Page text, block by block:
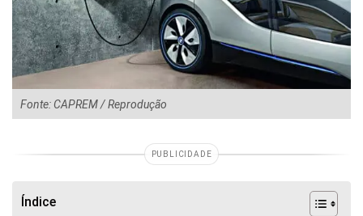
Fonte: CAPREM / Reprodução
PUBLICIDADE
Índice